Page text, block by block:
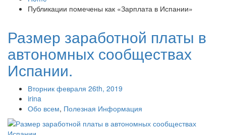
Публикации помечены как «Зарплата в Испании»
Размер заработной платы в
автономных сообществах
Испании.
Вторник февраля 26th, 2019
irina
Обо всем, Полезная Информация